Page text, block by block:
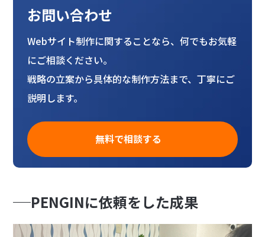
お問い合わせ
Webサイト制作に関することなら、何でもお気軽
にご相談ください。
戦略の立案から具体的な制作方法まで、丁寧にご
説明します。
無料で相談する
PENGINに依頼をした成果